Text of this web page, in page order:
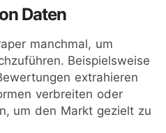
Daten
manchmal, um
Beispielsweise
extrahieren
verbreiten oder
um den Markt gezielt zu